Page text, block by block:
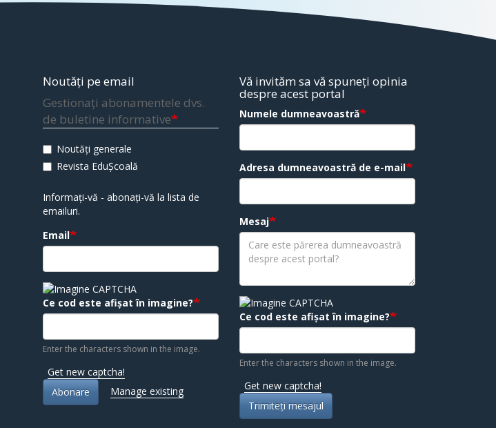
Noutăți pe email
Gestionați abonamentele dvs.
de buletine informative
Noutăți generale
Revista EduȘcoală
Informați-vă - abonați-vă la lista de
emailuri.
Email
Ce cod este afișat în imagine?
Enter the characters shown in the image.
Get new captcha!
Abonare
Manage existing
Vă invităm sa vă spuneți opinia
despre acest portal
Numele dumneavoastră
Adresa dumneavoastră de e-mail
Mesaj
Ce cod este afișat în imagine?
Enter the characters shown in the image.
Get new captcha!
Trimiteţi mesajul